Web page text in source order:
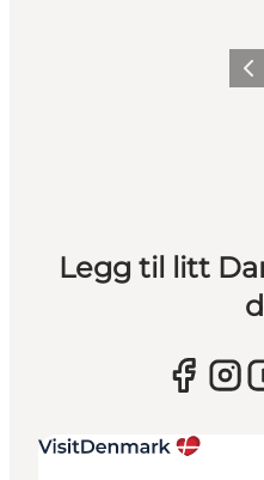
Legg til litt